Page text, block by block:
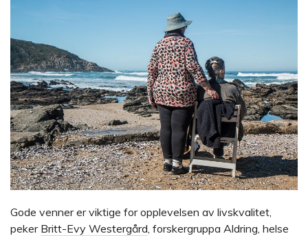
Gode venner er viktige for opplevelsen av livskvalitet,
peker Britt-Evy Westergård , forskergruppa Aldring, helse